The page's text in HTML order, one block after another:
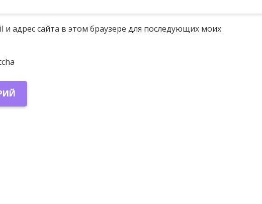
и адрес сайта в этом браузере для последующих моих